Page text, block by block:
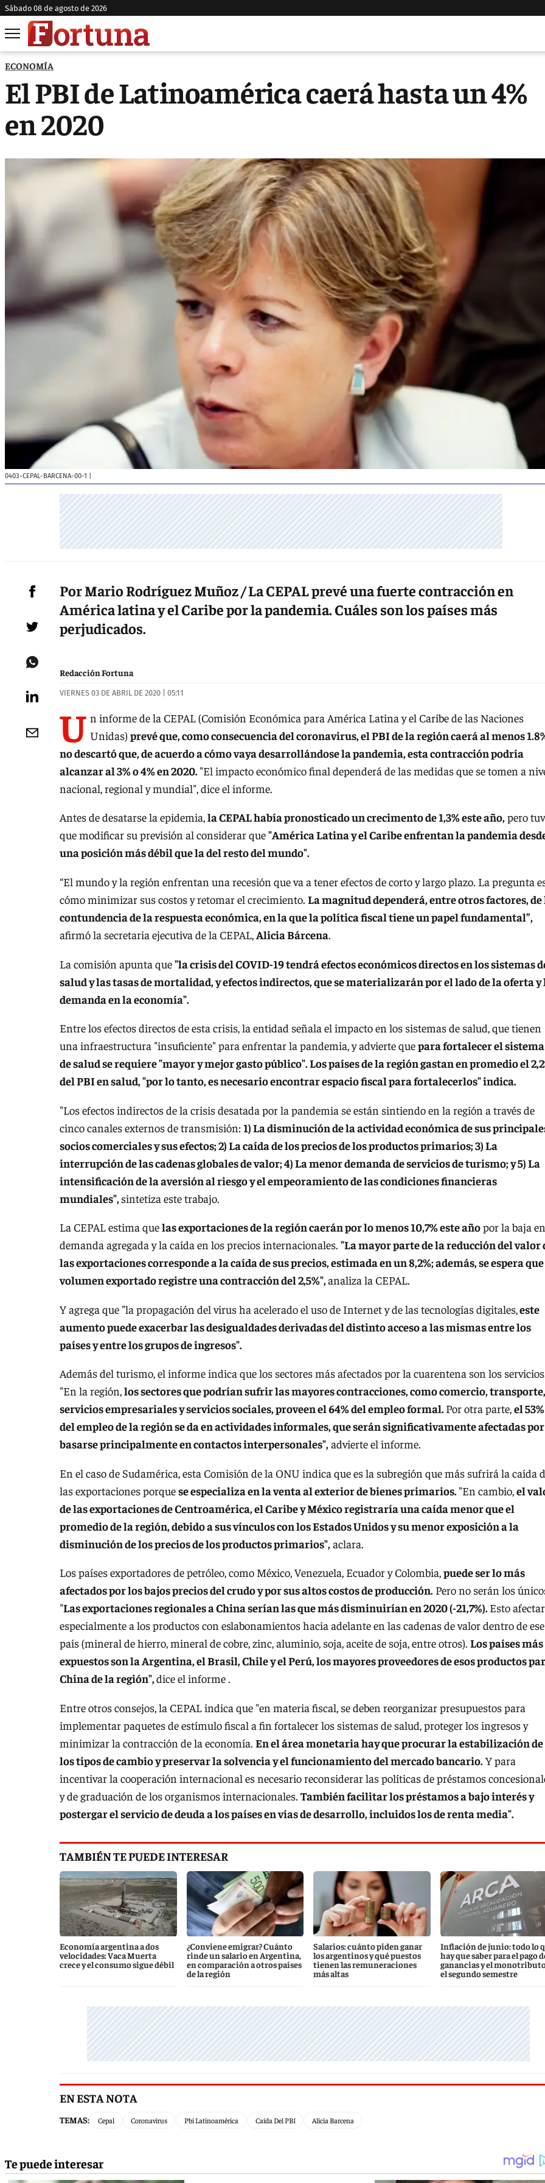
sábado 08 de agosto de 2026
ECONOMÍA
El PBI de Latinoamérica caerá hasta un 4%
en 2020
0403-CEPAL-BARCENA-00-1
Por Mario Rodríguez Muñoz / La CEPAL prevé una fuerte contracción en
América latina y el Caribe por la pandemia. Cuáles son los países más
perjudicados.
Redacción Fortuna
VIERNES 03 DE ABRIL DE 2020 | 05:11
U n informe de la CEPAL (Comisión Económica para América Latina y el Caribe de las Naciones
Unidas) prevé que, como consecuencia del coronavirus, el PBI de la región caerá al menos
no descartó que, de acuerdo a cómo vaya desarrollándose la pandemia, esta contracción podría
alcanzar al 3% o 4% en 2020."El impacto económico final dependerá de las medidas que se tomen a
nacional, regional y mundial", dice el informe.
Antes de desatarse la epidemia,la CEPAL había pronosticado un crecimento de 1,3% este año,pero
que modificar su previsión al considerar que"América Latina y el Caribe enfrentan la pandemia
una posición más débil que la del resto del mundo".
“El mundo y la región enfrentan una recesión que va a tener efectos de corto y largo plazo. La pregunta
cómo minimizar sus costos y retomar el crecimiento. La magnitud dependerá, entre otros factores, de
contundencia de la respuesta económica, en la que la política fiscal tiene un papel fundamental”,
afirmó la secretaria ejecutiva de la CEPAL,Alicia Bárcena.
La comisión apunta que"la crisis del COVID-19 tendrá efectos económicos directos en los sistemas
salud y las tasas de mortalidad, y efectos indirectos, que se materializarán por el lado de la oferta y
demanda en la economía".
Entre los efectos directos de esta crisis, la entidad señala el impacto en los sistemas de salud, que tienen
una infraestructura "insuficiente" para enfrentar la pandemia, y advierte quepara fortalecer el sistema
de salud se requiere "mayor y mejor gasto público". Los países de la región gastan en promedio el
del PBI en salud, "por lo tanto, es necesario encontrar espacio fiscal para fortalecerlos" indica.
"Los efectos indirectos de la crisis desatada por la pandemia se están sintiendo en la región a través de
cinco canales externos de transmisión:1) La disminución de la actividad económica de sus
socios comerciales y sus efectos; 2) La caída de los precios de los productos primarios; 3) La
interrupción de las cadenas globales de valor; 4) La menor demanda de servicios de turismo; y 5) La
intensificación de la aversión al riesgo y el empeoramiento de las condiciones financieras
mundiales",sintetiza este trabajo.
La CEPAL estima quelas exportaciones de la región caerán por lo menos 10,7% este añopor la baja
demanda agregada y la caída en los precios internacionales. "La mayor parte de la reducción del valor
las exportaciones corresponde a la caída de sus precios, estimada en un 8,2%; además, se espera
volumen exportado registre una contracción del 2,5%",analiza la CEPAL.
Y agrega que "la propagación del virus ha acelerado el uso de Internet y de las tecnologías digitales,este
aumento puede exacerbar las desigualdades derivadas del distinto acceso a las mismas entre los
países y entre los grupos de ingresos".
Además del turismo, el informe indica que los sectores más afectados por la cuarentena son los
"En la región,los sectores que podrían sufrir las mayores contracciones, como comercio, transporte,
servicios empresariales y servicios sociales, proveen el 64% del empleo formal.Por otra parte,el 53%
del empleo de la región se da en actividades informales, que serán significativamente afectadas por
basarse principalmente en contactos interpersonales",advierte el informe.
En el caso de Sudamérica, esta Comisión de la ONU indica que es la subregión que más sufrirá la caída
las exportaciones porquese especializa en la venta al exterior de bienes primarios."En cambio,el
de las exportaciones de Centroamérica, el Caribe y México registraría una caída menor que el
promedio de la región, debido a sus vínculos con los Estados Unidos y su menor exposición a la
disminución de los precios de los productos primarios",aclara.
Los países exportadores de petróleo, como México, Venezuela, Ecuador y Colombia,puede ser lo más
afectados por los bajos precios del crudo y por sus altos costos de producción. Pero no serán los
"Las exportaciones regionales a China serían las que más disminuirían en 2020 (-21,7%).Esto
especialmente a los productos con eslabonamientos hacia adelante en las cadenas de valor dentro de ese
país (mineral de hierro, mineral de cobre, zinc, aluminio, soja, aceite de soja, entre otros). Los países más
expuestos son la Argentina, el Brasil, Chile y el Perú, los mayores proveedores de esos productos
China de la región",dice el informe .
Entre otros consejos, la CEPAL indica que "en materia fiscal, se deben reorganizar presupuestos para
implementar paquetes de estímulo fiscal a fin fortalecer los sistemas de salud, proteger los ingresos y
minimizar la contracción de la economía. En el área monetaria hay que procurar la estabilización de
los tipos de cambio y preservar la solvencia y el funcionamiento del mercado bancario.Y para
incentivar la cooperación internacional es necesario reconsiderar las políticas de préstamos
y de graduación de los organismos internacionales. También facilitar los préstamos a bajo interés y
postergar el servicio de deuda a los países en vías de desarrollo, incluidos los de renta media".
TAMBIÉN TE PUEDE INTERESAR
Economía argentina a dos
velocidades: Vaca Muerta
crece y el consumo sigue débil
¿Conviene emigrar? Cuánto
rinde un salario en Argentina,
en comparación a otros países
de la región
Salarios: cuánto piden ganar
los argentinos y qué puestos
tienen las remuneraciones
más altas
Inflación de junio: todo lo
hay que saber para el pago
ganancias y el
el segundo semestre
EN ESTA NOTA
TEMAS: Cepal Coronavirus Pbi Latinoamérica Caída Del PBI Alicia Barcena